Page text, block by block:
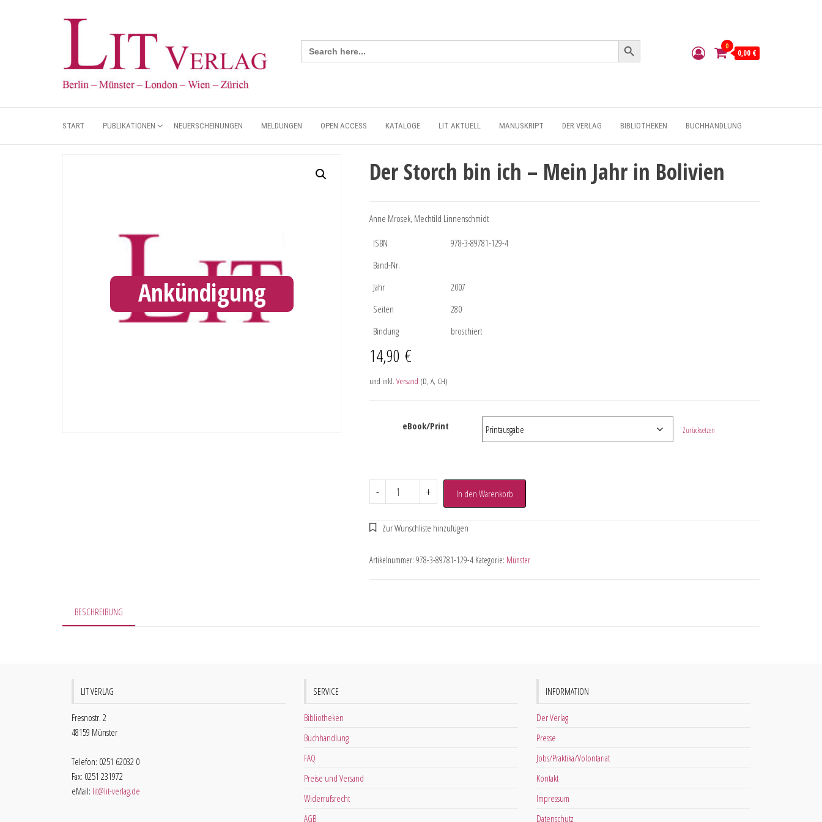
Search
for:
Search Button
0
0,00 €
START PUBLIKATIONEN NEUERSCHEINUNGEN MELDUNGEN OPEN ACCESS KATALOGE LIT AKTUELL MANUSKRIPT DER VERLAG BIBLIOTHEKEN BUCHHANDLUNG
Ankündigung
Der Storch bin ich – Mein Jahr in Bolivien
Anne Mrosek, Mechtild Linnenschmidt
ISBN
978-3-89781-129-4
Band-Nr.
Jahr
2007
Seiten
280
Bindung
broschiert
14,90 €
und inkl. Versand (D, A, CH)
eBook/Print Zurücksetzen
- + In den Warenkorb
Artikelnummer: 978-3-89781-129-4 Kategorie: Münster
BESCHREIBUNG
LIT VERLAG
Fresnostr. 2
48159 Münster
Telefon: 0251 62032 0
Fax: 0251 231972
eMail: lit@lit-verlag.de
SERVICE
Bibliotheken
Buchhandlung
FAQ
Preise und Versand
Widerrufsrecht
AGB
INFORMATION
Der Verlag
Presse
Jobs/Praktika/Volontariat
Kontakt
Impressum
Datenschutz